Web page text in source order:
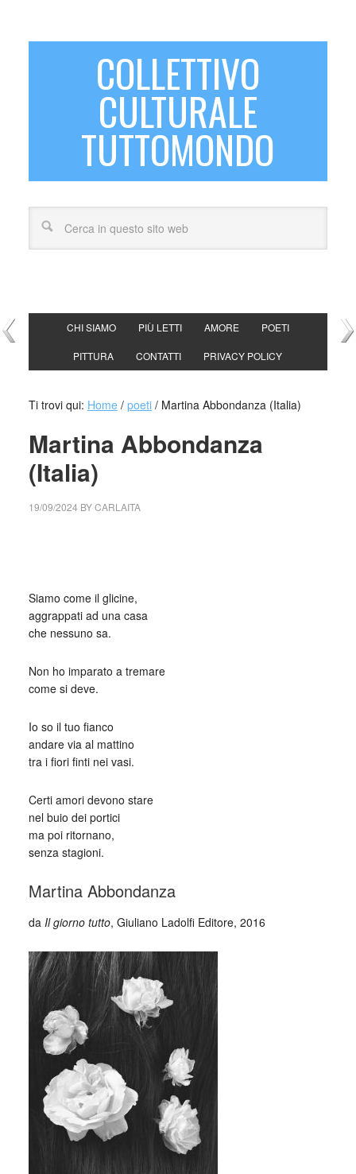
COLLETTIVO
CULTURALE
TUTTOMONDO
CHI SIAMO PIÙ LETTI AMORE POETI
PITTURA CONTATTI PRIVACY POLICY
Ti trovi qui: Home / poeti /Martina Abbondanza (Italia)
Martina Abbondanza
(Italia)
19/09/2024 BYCARLAITA
Siamo come il glicine,
aggrappati ad una casa
che nessuno sa.
Non ho imparato a tremare
come si deve.
Io so il tuo fianco
andare via al mattino
tra i fiori finti nei vasi.
Certi amori devono stare
nel buio dei portici
ma poi ritornano,
senza stagioni.
Martina Abbondanza
da Il giorno tutto, Giuliano Ladolfi Editore, 2016